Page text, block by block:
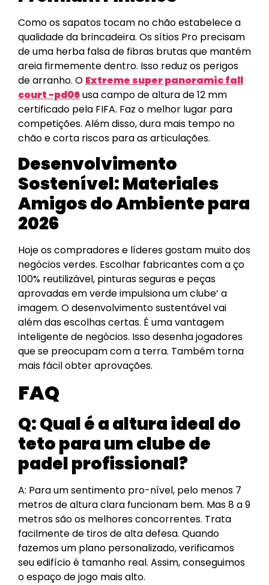
Como os sapatos tocam no chão estabelece a
qualidade da brincadeira. Os sítios Pro precisam
de uma herba falsa de fibras brutas que mantém
areia firmemente dentro. Isso reduz os perigos
de arranho. O Extreme super panoramic fall
court -pd06usa campo de altura de 12 mm
certificado pela FIFA. Faz o melhor lugar para
competições. Além disso, dura mais tempo no
chão e corta riscos para as articulações.
Desenvolvimento
Sostenível: Materiales
Amigos do Ambiente para
2026
Hoje os compradores e líderes gostam muito dos
negócios verdes. Escolhar fabricantes com a ço
100% reutilizável, pinturas seguras e peças
aprovadas em verde impulsiona um clube’ a
imagem. O desenvolvimento sustentável vai
além das escolhas certas. É uma vantagem
inteligente de negócios. Isso desenha jogadores
que se preocupam com a terra. Também torna
mais fácil obter aprovações.
FAQ
Q: Qual é a altura ideal do
teto para um clube de
padel profissional?
A: Para um sentimento pro-nível, pelo menos 7
metros de altura clara funcionam bem. Mas 8 a 9
metros são os melhores concorrentes. Trata
facilmente de tiros de alta defesa. Quando
fazemos um plano personalizado, verificamos
seu edifício é tamanho real. Assim, conseguimos
o espaço de jogo mais alto.